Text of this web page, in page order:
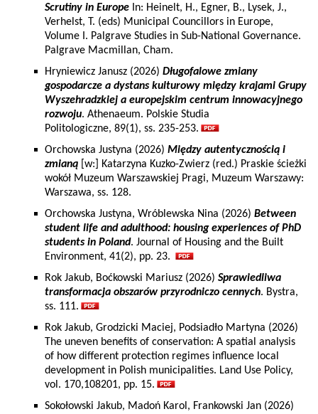
Scrutiny in Europe In: Heinelt, H., Egner, B., Lysek, J.,
Verhelst, T. (eds) Municipal Councillors in Europe,
Volume I. Palgrave Studies in Sub-National Governance.
Palgrave Macmillan, Cham.
Hryniewicz Janusz (2026) Długofalowe zmiany
gospodarcze a dystans kulturowy między krajami Grupy
Wyszehradzkiej a europejskim centrum innowacyjnego
rozwoju. Athenaeum. Polskie Studia
Politologiczne, 89(1), ss. 235-253.
Orchowska Justyna (2026) Między autentycznością i
zmianą [w:] Katarzyna Kuzko-Zwierz (red.) Praskie ścieżki
wokół Muzeum Warszawskiej Pragi, Muzeum Warszawy:
Warszawa, ss. 128.
Orchowska Justyna, Wróblewska Nina (2026) Between
student life and adulthood: housing experiences of PhD
students in Poland. Journal of Housing and the Built
Environment, 41(2), pp. 23.
Rok Jakub, Boćkowski Mariusz (2026) Sprawiedliwa
transformacja obszarów przyrodniczo cennych. Bystra,
ss. 111.
Rok Jakub, Grodzicki Maciej, Podsiadło Martyna (2026)
The uneven benefits of conservation: A spatial analysis
of how different protection regimes influence local
development in Polish municipalities. Land Use Policy,
vol. 170,108201, pp. 15.
Sokołowski Jakub, Madoń Karol, Frankowski Jan (2026)